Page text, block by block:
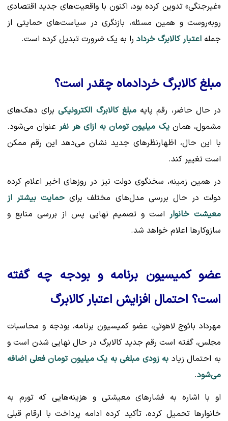
«غیرجنگی» تدوین کرده بود، اکنون با واقعیت‌های جدید اقتصادی
روبه‌روست و همین مسئله، بازنگری در سیاست‌های حمایتی از
جمله اعتبار کالابرگ خرداد را به یک ضرورت تبدیل کرده است.
مبلغ کالابرگ خردادماه چقدر است؟
در حال حاضر، رقم پایهمبلغ کالابرگ الکترونیکیبرای دهک‌های
مشمول، همانیک میلیون تومان به ازای هر نفرعنوان می‌شود.
با این حال، اظهارنظرهای جدید نشان می‌دهد این رقم ممکن
است تغییر کند.
در همین زمینه، سخنگوی دولت نیز در روزهای اخیر اعلام کرده
دولت در حال بررسی مدل‌های مختلف برای حمایت بیشتر از
معیشت خانوار است و تصمیم نهایی پس از بررسی منابع و
سازوکارها اعلام خواهد شد.
عضو کمیسیون برنامه و بودجه چه گفته
است؟ احتمال افزایش اعتبار کالابرگ
مهرداد بائوج لاهوتی، عضو کمیسیون برنامه، بودجه و محاسبات
مجلس، گفته است رقم جدید کالابرگ در حال نهایی شدن است و
به احتمال زیاد به زودی مبلغی به یک میلیون تومان فعلی اضافه
می‌شود.
او با اشاره به فشارهای معیشتی و هزینه‌هایی که تورم به
خانوارها تحمیل کرده، تأکید کرده ادامه پرداخت با ارقام قبلی